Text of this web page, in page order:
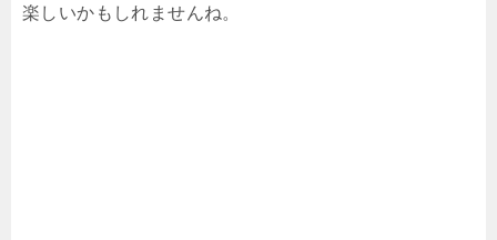
楽しいかもしれませんね。